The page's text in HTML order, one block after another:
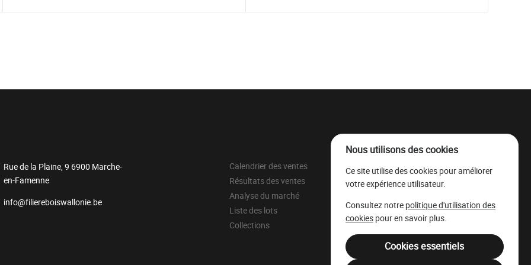
Rue de la Plaine, 9 6900 Marche-
en-Famenne
info@filiereboiswallonie.be
Calendrier des ventes
Résultats des ventes
Analyse du marché
Liste des lots
Collections
À propos
Parc à grumes
Mentions légales
Filière Bois Wallonie
Nous utilisons des cookies
Ce site utilise des cookies pour améliorer
votre expérience utilisateur.
Consultez notre politique d'utilisation des
cookies pour en savoir plus.
Cookies essentiels